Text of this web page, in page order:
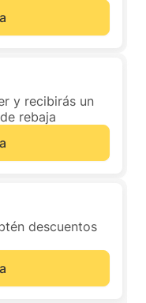
y recibirás un
rebaja
descuentos